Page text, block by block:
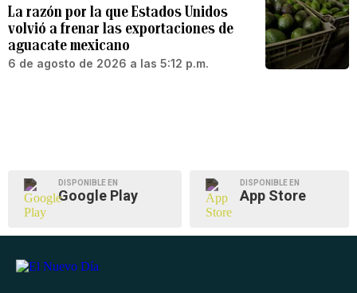
La razón por la que Estados Unidos
volvió a frenar las exportaciones de
aguacate mexicano
6 de agosto de 2026 a las 5:12 p.m.
DISPONIBLE EN
Google Play
DISPONIBLE EN
App Store